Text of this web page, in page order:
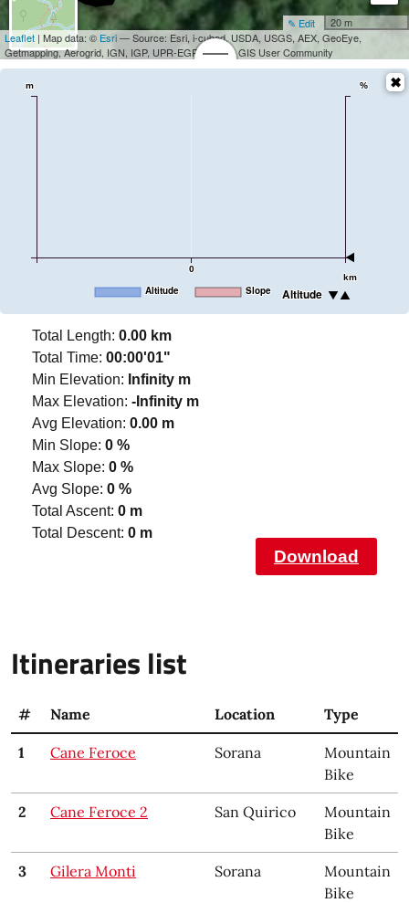
20 m
✎ Edit
Leaflet | Map data: © Esri— Source: Esri, i-cubed, USDA, USGS, AEX, GeoEye,
Getmapping, Aerogrid, IGN, IGP, UPR-EGP, and the GIS User Community
0
km
m %
Altitude Slope Altitude
Total Length: 0.00 km
Total Time: 00:00'01"
Min Elevation: Infinity m
Max Elevation: -Infinity m
Avg Elevation: 0.00 m
Min Slope: 0 %
Max Slope: 0 %
Avg Slope: 0 %
Total Ascent: 0 m
Total Descent: 0 m
Download
Itineraries list
# Name Location Type
1 Cane Feroce Sorana
Mountain
Bike
2 Cane Feroce 2 San Quirico
Mountain
Bike
3 Gilera Monti Sorana
Mountain
Bike